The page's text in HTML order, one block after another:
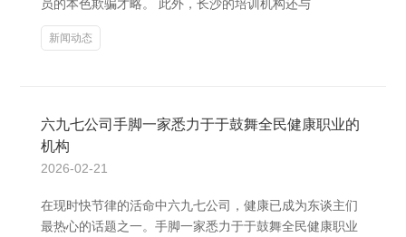
员的本色欺骗才略。 此外，长沙的培训机构还与
新闻动态
六九七公司手脚一家悉力于于鼓舞全民健康职业的
机构
2026-02-21
在现时快节律的活命中六九七公司，健康已成为东谈主们
最热心的话题之一。手脚一家悉力于于鼓舞全民健康职业